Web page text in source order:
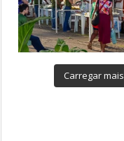
Carregar mais